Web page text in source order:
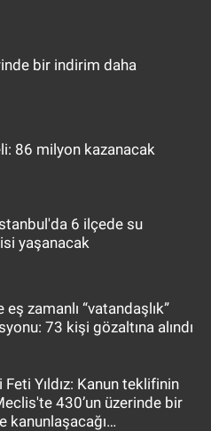
bir indirim daha
86 milyon kazanacak
6 ilçede su
yaşanacak
eş zamanlı “vatandaşlık”
73 kişi gözaltına alındı
Feti Yıldız: Kanun teklifinin
430’un üzerinde bir
kanunlaşacağı